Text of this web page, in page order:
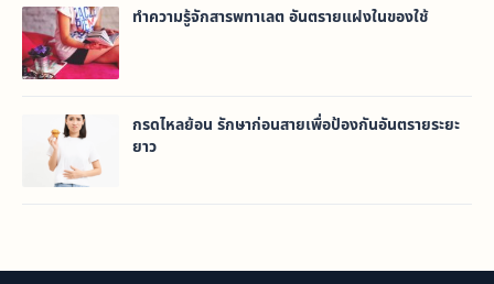
ทำความรู้จักสารพทาเลต อันตรายแฝงในของใช้
กรดไหลย้อน รักษาก่อนสายเพื่อป้องกันอันตรายระยะ
ยาว